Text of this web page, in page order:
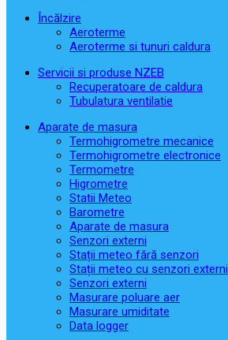
Încălzire
Aeroterme
Aeroterme si tunuri caldura
Servicii si produse NZEB
Recuperatoare de caldura
Tubulatura ventilatie
Aparate de masura
Termohigrometre mecanice
Termohigrometre electronice
Termometre
Higrometre
Statii Meteo
Barometre
Aparate de masura
Senzori externi
Stații meteo fără senzori
Stații meteo cu senzori externi
Senzori externi
Masurare poluare aer
Masurare umiditate
Data logger